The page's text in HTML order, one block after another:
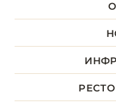
ВААВУ
ЛААМУ